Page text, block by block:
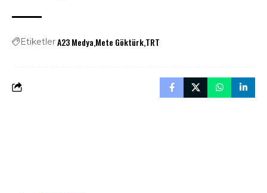
EtiketlerA23 Medya Mete GöktürkTRT